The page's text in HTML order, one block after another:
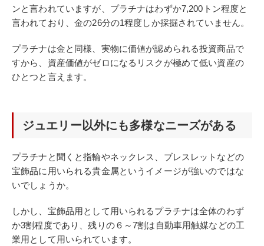
ンと言われていますが、プラチナはわずか7,200トン程度と
言われており、金の26分の1程度しか採掘されていません。
プラチナは金と同様、実物に価値が認められる投資商品で
すから、資産価値がゼロになるリスクが極めて低い資産の
ひとつと言えます。
ジュエリー以外にも多様なニーズがある
プラチナと聞くと指輪やネックレス、ブレスレットなどの
宝飾品に用いられる貴金属というイメージが強いのではな
いでしょうか。
しかし、宝飾品用として用いられるプラチナは全体のわず
か3割程度であり、残りの６～7割は自動車用触媒などの工
業用として用いられています。